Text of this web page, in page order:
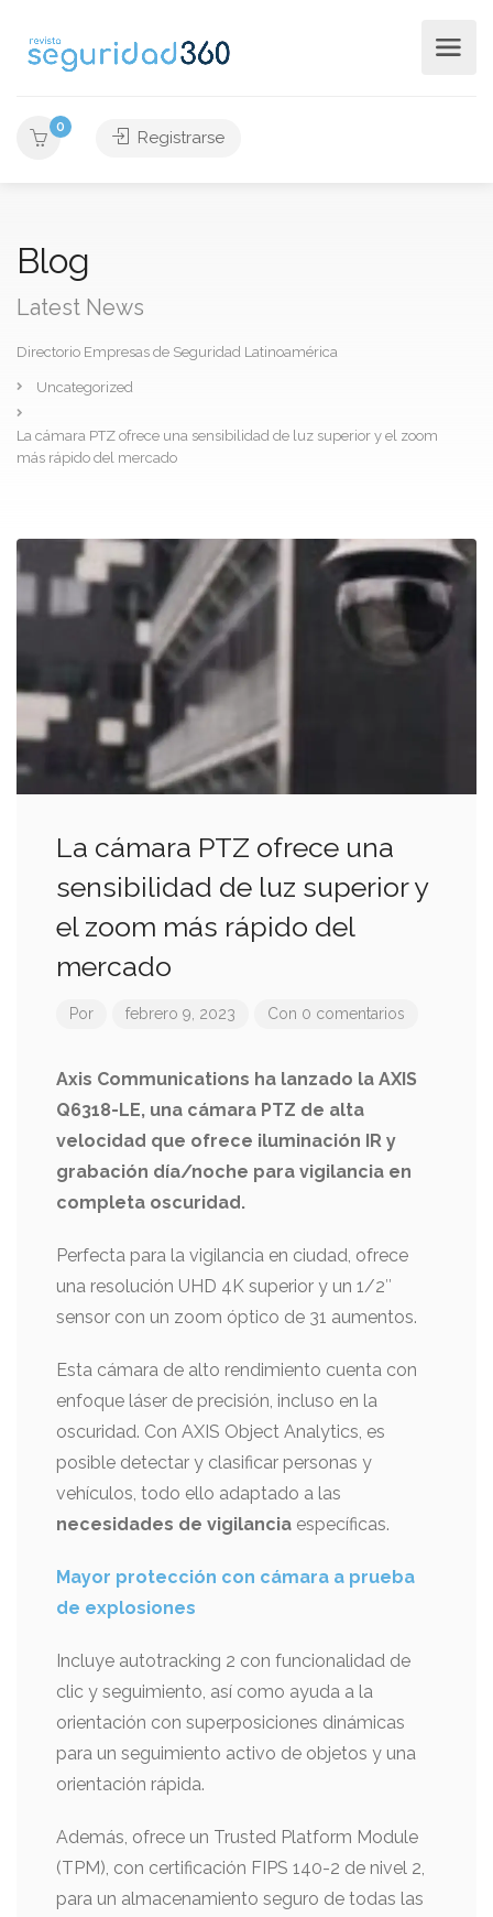
0
Registrarse
Blog
Latest News
Directorio Empresas de Seguridad Latinoamérica
Uncategorized
La cámara PTZ ofrece una sensibilidad de luz superior y el zoom
más rápido del mercado
La cámara PTZ ofrece una
sensibilidad de luz superior y
el zoom más rápido del
mercado
Por febrero 9, 2023 Con 0 comentarios
Axis Communications ha lanzado la AXIS
Q6318-LE, una cámara PTZ de alta
velocidad que ofrece iluminación IR y
grabación día/noche para vigilancia en
completa oscuridad.
Perfecta para la vigilancia en ciudad, ofrece
una resolución UHD 4K superior y un 1/2″
sensor con un zoom óptico de 31 aumentos.
Esta cámara de alto rendimiento cuenta con
enfoque láser de precisión, incluso en la
oscuridad. Con AXIS Object Analytics, es
posible detectar y clasificar personas y
vehículos, todo ello adaptado a las
necesidades de vigilancia específicas.
Mayor protección con cámara a prueba
de explosiones
Incluye autotracking 2 con funcionalidad de
clic y seguimiento, así como ayuda a la
orientación con superposiciones dinámicas
para un seguimiento activo de objetos y una
orientación rápida.
Además, ofrece un Trusted Platform Module
(TPM), con certificación FIPS 140-2 de nivel 2,
para un almacenamiento seguro de todas las